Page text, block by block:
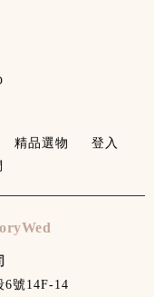
精品選物
登入
6號14F-14